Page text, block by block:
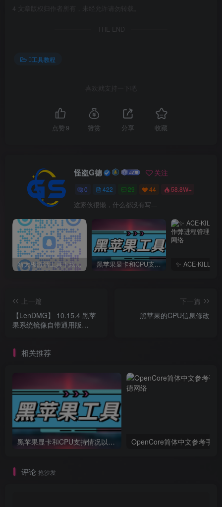
4 文章版权归作者所有，未经允许请勿转载。
THE END
工具教程
喜欢就支持一下吧
点赞 9 赞赏 分享 收藏
怪盗G德 关注
0 422 29 44 58.8W+
这家伙很懒，什么都没有写...
新太极激活工具下载/教程/充值/开户(QQ交流群号749113977) 黑苹果显卡和CPU支持情况以及购买硬件防踩坑指南
上一篇
【LenDMG】 10.15.4 黑苹
果系统镜像自带通用版
下一篇
黑苹果的CPU信息修改
相关推荐
黑苹果显卡和CPU支持情况以及购买硬件防踩坑指南 OpenCore简体中文参考手册
评论 抢沙发